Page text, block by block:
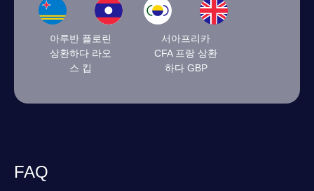
아루반 플로린
상환하다 라오
스 킵
서아프리카
CFA 프랑 상환
하다 GBP
FAQ